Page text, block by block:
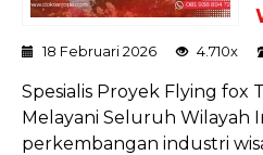
18 Februari 2026 4.710x
Spesialis Proyek Flying fox
Melayani Seluruh Wilayah
perkembangan industri